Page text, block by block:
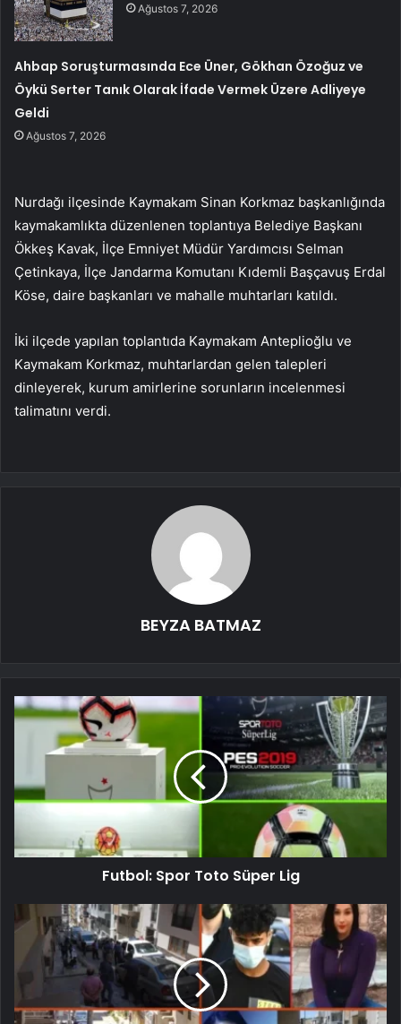
Ağustos 7, 2026
Ahbap Soruşturmasında Ece Üner, Gökhan Özoğuz ve
Öykü Serter Tanık Olarak İfade Vermek Üzere Adliyeye
Geldi
Ağustos 7, 2026
Nurdağı ilçesinde Kaymakam Sinan Korkmaz başkanlığında
kaymakamlıkta düzenlenen toplantıya Belediye Başkanı
Ökkeş Kavak, İlçe Emniyet Müdür Yardımcısı Selman
Çetinkaya, İlçe Jandarma Komutanı Kıdemli Başçavuş Erdal
Köse, daire başkanları ve mahalle muhtarları katıldı.
İki ilçede yapılan toplantıda Kaymakam Anteplioğlu ve
Kaymakam Korkmaz, muhtarlardan gelen talepleri
dinleyerek, kurum amirlerine sorunların incelenmesi
talimatını verdi.
BEYZA BATMAZ
Futbol: Spor Toto Süper Lig